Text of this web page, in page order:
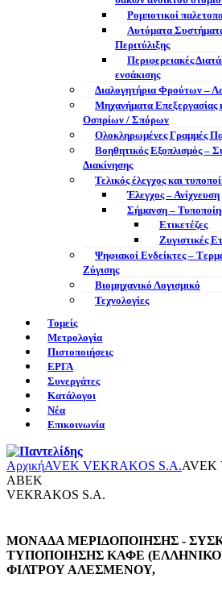
Ρομποτικοί
Αυτόματα
Περιτύλιξης
Περιφερειακές
ενσάκισης
Διαλογητήρια Φρούτων –
Μηχανήματα Επεξεργασίας
Οσπρίων / Σπόρων
Ολοκληρωμένες Γραμμές
Βοηθητικός Εξοπλισμός –
Διακίνησης
Τελικός έλεγχος και
Έλεγχος – Ανίχνευση
Σήμανση –
Ετικετέζες
Ζυγιστικές
Ψηφιακοί Ενδείκτες –
Ζύγισης
Βιομηχανικό Λογισμικό
Τεχνολογίες
Τομείς
Μετρολογία
Πιστοποιήσεις
ΕΡΓΑ
Συνεργάτες
Κατάλογοι
Νέα
Επικοινωνία
ΑρχικήAVEK VEKRAKOS S.A.AVEK
ABEK
VEKRAKOS S.A.
ΜΟΝΑΔΑ ΜΕΡΙΔΟΠΟΙΗΣΗΣ -
ΤΥΠΟΠΟΙΗΣΗΣ ΚΑΦΕ
ΦΙΛΤΡΟΥ ΑΛΕΣΜΕΝΟΥ,